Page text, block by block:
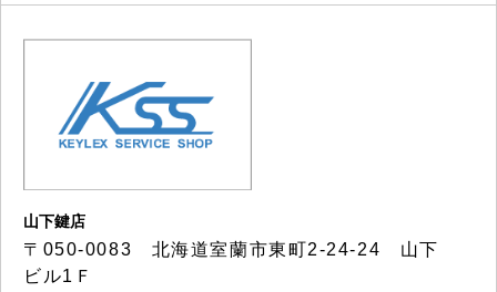
山下鍵店
〒050-0083 北海道室蘭市東町2-24-24 山下
ビル1Ｆ